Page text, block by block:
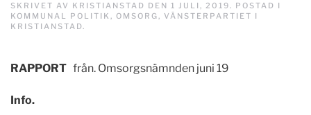
SKRIVET AV KRISTIANSTAD DEN 1 JULI, 2019. POSTAD I
KOMMUNAL POLITIK , OMSORG, VÄNSTERPARTIET I
KRISTIANSTAD.
RAPPORT från. Omsorgsnämnden juni 19
Info.